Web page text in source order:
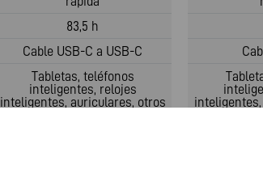
83,5 h
Cable USB-C a USB-C
Tabletas, teléfonos
inteligentes, relojes
inteligentes, auriculares, otros